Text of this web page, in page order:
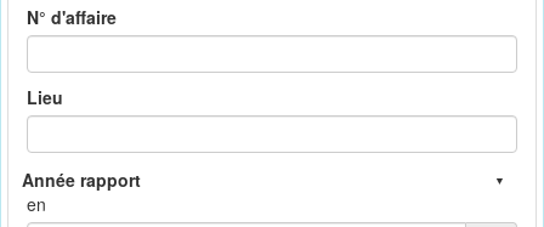
N° d'affaire
Lieu
en